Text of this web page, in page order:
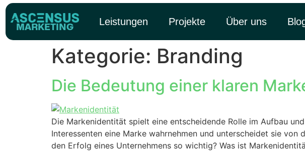
springen
MARKETING
Leistungen Projekte Über uns
Kategorie: Branding
Die Bedeutung einer klaren
Die Markenidentität spielt eine entscheidende Rolle im Aufbau
Interessenten eine Marke wahrnehmen und unterscheidet sie
den Erfolg eines Unternehmens so wichtig? Was ist